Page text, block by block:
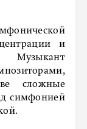
и
Музыкант
сложные
симфонией